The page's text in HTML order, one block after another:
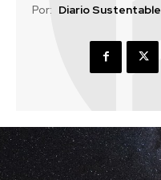
Por: Diario Sustentable